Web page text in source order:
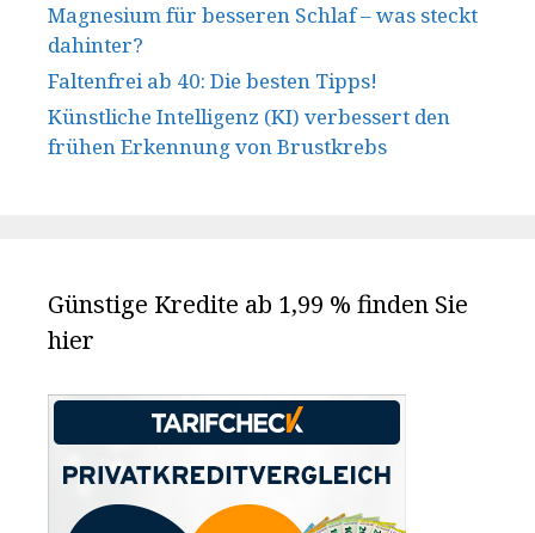
Magnesium für besseren Schlaf – was steckt
dahinter?
Faltenfrei ab 40: Die besten Tipps!
Künstliche Intelligenz (KI) verbessert den
frühen Erkennung von Brustkrebs
Günstige Kredite ab 1,99 % finden Sie
hier